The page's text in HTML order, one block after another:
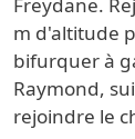
m d'altitude
bifurquer à
Raymond,
rejoindre le